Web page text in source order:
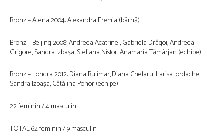
Bronz – Atena 2004: Alexandra Eremia (bârnă)
Bronz – Beijing 2008: Andreea Acatrinei, Gabriela Drăgoi, Andreea
Grigore, Sandra Izbașa, Steliana Nistor, Anamaria Tămârjan (echipe)
Bronz – Londra 2012: Diana Bulimar, Diana Chelaru, Larisa Iordache,
Sandra Izbașa, Cătălina Ponor (echipe)
22 feminin / 4 masculin
TOTAL 62 feminin / 9 masculin